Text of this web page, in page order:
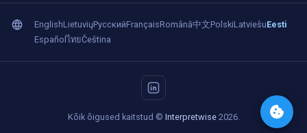
EnglishLietuviųРусскийFrançaisRomână中文PolskiLatviešuEesti
EspañolไทยČeština
Kõik õigused kaitstud © Interpretwise2026.